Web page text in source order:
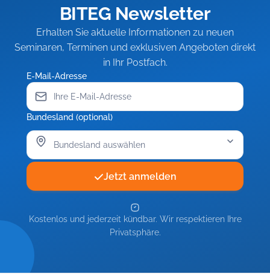
BITEG Newsletter
Erhalten Sie aktuelle Informationen zu neuen
Seminaren, Terminen und exklusiven Angeboten direkt
in Ihr Postfach.
E-Mail-Adresse
Bundesland (optional)
Jetzt anmelden
Kostenlos und jederzeit kündbar. Wir respektieren Ihre
Privatsphäre.